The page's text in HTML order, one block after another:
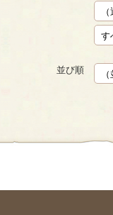
並び順